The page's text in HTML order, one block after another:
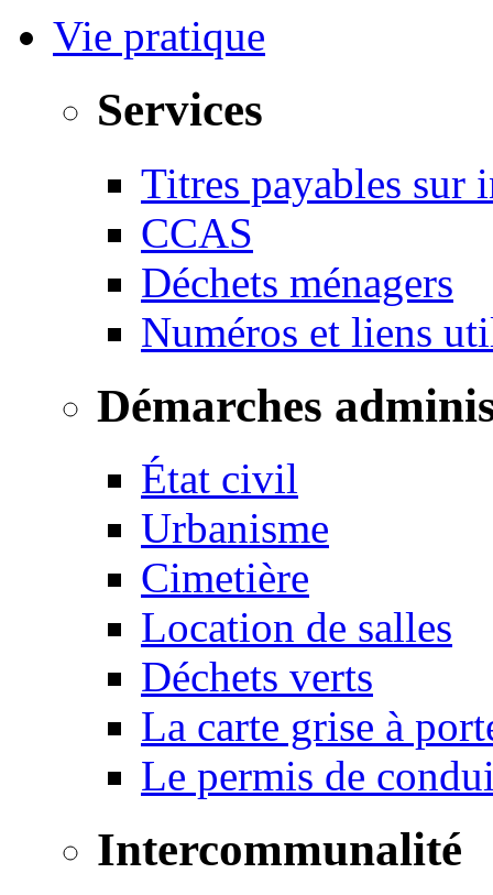
Vie pratique
Services
Titres payables sur
CCAS
Déchets ménagers
Numéros et liens
Démarches
État civil
Urbanisme
Cimetière
Location de salles
Déchets verts
La carte grise à
Le permis de
Intercommunalité